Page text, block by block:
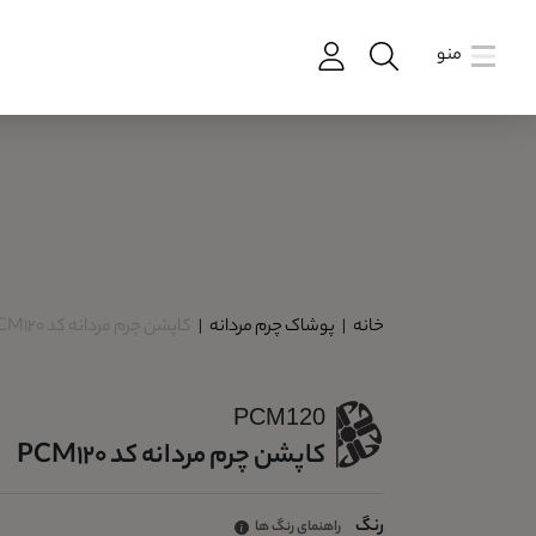
منو
خانه | پوشاک چرم مردانه | کاپشن چرم مردانه کد PCM120
PCM120
کاپشن چرم مردانه کد PCM120
رنگ راهنمای رنگ ها